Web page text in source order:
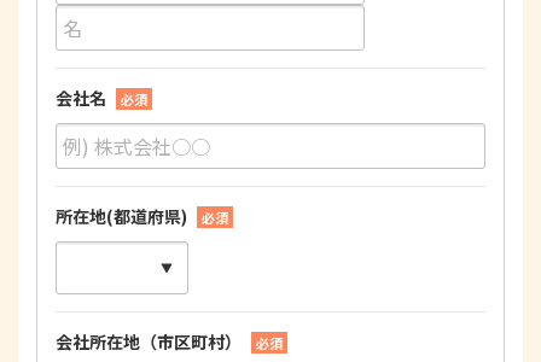
会社名 必須
所在地(都道府県) 必須
会社所在地（市区町村） 必須